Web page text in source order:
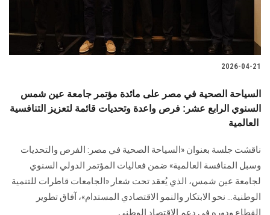
2026-04-21
السياحة الصحية في مصر على مائدة مؤتمر جامعة عين شمس
السنوي الرابع عشر: فرص واعدة وتحديات قائمة لتعزيز التنافسية
ناقشت جلسة بعنوان «السياحة الصحية في مصر: الفرص والتحديات
وسبل المنافسة العالمية» ضمن فعاليات المؤتمر الدولي السنوي
لجامعة عين شمس، الذي يُعقد تحت شعار «الجامعات قاطرات للتنمية
الوطنية… نحو الابتكار والنمو الاقتصادي المستدام»، آفاق تطوير
القطاع ودوره في دعم الاقتصاد الوطني.